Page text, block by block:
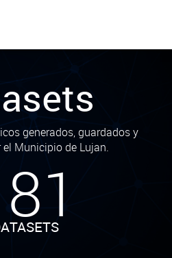
generados, guardados y
Municipio de Lujan.